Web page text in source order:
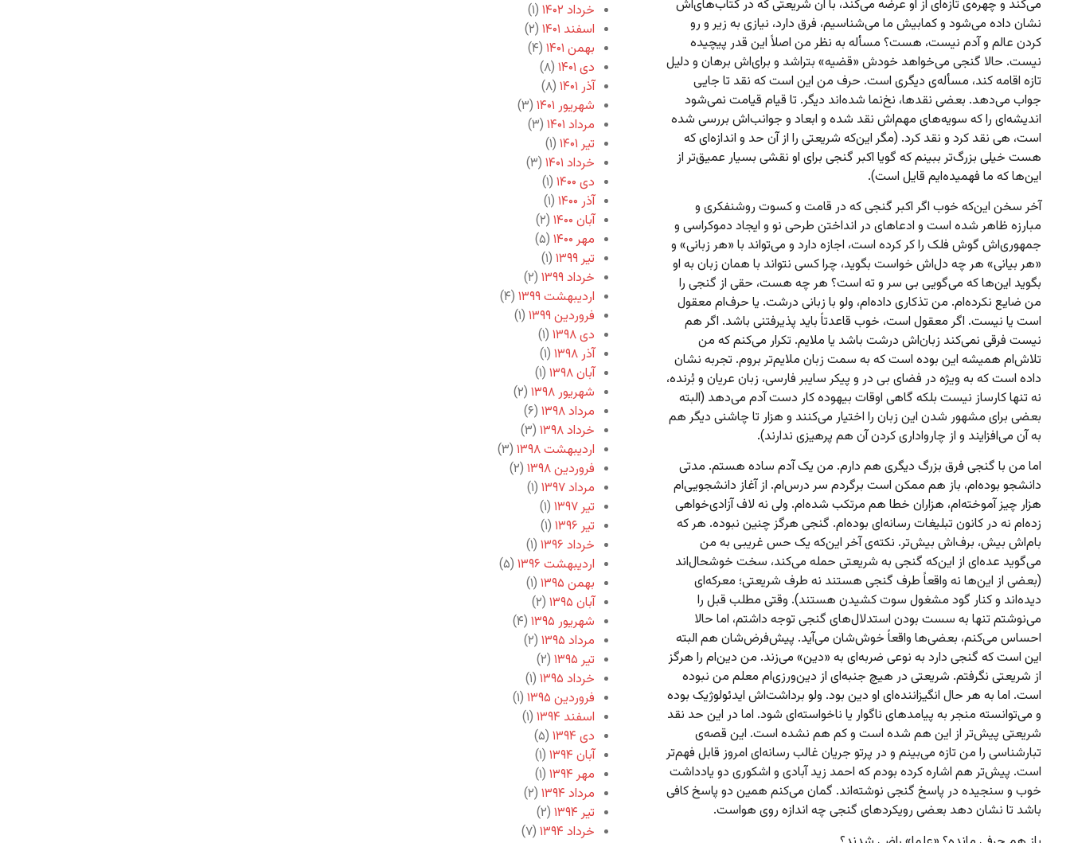
می‌کند و چهره‌ی تازه‌ای از او عرضه می‌کند، با آن شریعتی که در کتاب‌های‌اش
نشان داده می‌شود و کمابیش ما می‌شناسیم، فرق دارد، نیازی به زیر و رو
کردن عالم و آدم نیست، هست؟ مسأله به نظر من اصلاً این قدر پیچیده
نیست. حالا گنجی می‌خواهد خودش «قضیه» بتراشد و برای‌اش برهان و دلیل
تازه اقامه کند، مسأله‌ی دیگری است. حرف من این است که نقد تا جایی
جواب می‌دهد. بعضی نقدها، نخ‌نما شده‌اند دیگر. تا قیام قیامت نمی‌شود
اندیشه‌ای را که سویه‌های مهم‌اش نقد شده و ابعاد و جوانب‌اش بررسی شده
است، هی نقد کرد و نقد کرد. (مگر این‌که شریعتی را از آن حد و اندازه‌ای که
هست خیلی بزرگ‌تر ببینم که گویا اکبر گنجی برای او نقشی بسیار عمیق‌تر از
این‌ها که ما فهمیده‌ایم قایل است).
آخر سخن این‌که خوب اگر اکبر گنجی که در قامت و کسوت روشنفکری و
مبارزه ظاهر شده است و ادعاهای در انداختن طرحی نو و ایجاد دموکراسی و
جمهوری‌اش گوش فلک را کر کرده است، اجازه دارد و می‌تواند با «هر زبانی» و
«هر بیانی» هر چه دل‌اش خواست بگوید، چرا کسی نتواند با همان زبان به او
بگوید این‌ها که می‌گویی بی سر و ته است؟ هر چه هست، حقی از گنجی را
من ضایع نکرده‌ام. من تذکاری داده‌ام، ولو با زبانی درشت. یا حرف‌ام معقول
است یا نیست. اگر معقول است، خوب قاعدتاً باید پذیرفتنی باشد. اگر هم
نیست فرقی نمی‌کند زبان‌اش درشت باشد یا ملایم. تکرار می‌کنم که من
تلاش‌ام همیشه این بوده است که به سمت زبان ملایم‌تر بروم. تجربه نشان
داده است که به ویژه در فضای بی در و پیکر سایبر فارسی، زبان عریان و بُرنده،
نه تنها کارساز نیست بلکه گاهی اوقات بیهوده کار دست آدم می‌دهد (البته
بعضی برای مشهور شدن این زبان را اختیار می‌کنند و هزار تا چاشنی دیگر هم
به آن می‌افزایند و از چارواداری کردن آن هم پرهیزی ندارند).
اما من با گنجی فرق بزرگ دیگری هم دارم. من یک آدم ساده هستم. مدتی
دانشجو بوده‌ام، باز هم ممکن است برگردم سر درس‌ام. از آغاز دانشجویی‌ام
هزار چیز آموخته‌ام، هزاران خطا هم مرتکب شده‌ام. ولی نه لاف آزادی‌خواهی
زده‌ام نه در کانون تبلیغات رسانه‌ای بوده‌ام. گنجی هرگز چنین نبوده. هر که
بام‌اش بیش، برف‌اش بیش‌تر. نکته‌ی آخر این‌که یک حس غریبی به من
می‌گوید عده‌ای از این‌که گنجی به شریعتی حمله می‌کند، سخت خوشحال‌اند
(بعضی از این‌ها نه واقعاً طرف گنجی هستند نه طرف شریعتی؛ معرکه‌ای
دیده‌اند و کنار گود مشغول سوت کشیدن هستند). وقتی مطلب قبل را
می‌نوشتم تنها به سست بودن استدلال‌های گنجی توجه داشتم، اما حالا
احساس می‌کنم، بعضی‌ها واقعاً خوش‌شان می‌آید. پیش‌فرض‌شان هم البته
این است که گنجی دارد به نوعی ضربه‌ای به «دین» می‌زند. من دین‌ام را هرگز
از شریعتی نگرفتم. شریعتی در هیچ جنبه‌ای از دین‌ورزی‌ام معلم من نبوده
است. اما به هر حال انگیزاننده‌ای او دین بود. ولو برداشت‌اش ایدئولوژیک بوده
و می‌توانسته منجر به پیامدهای ناگوار یا ناخواسته‌ای شود. اما در این حد نقد
شریعتی پیش‌تر از این هم شده است و کم هم نشده است. این قصه‌ی
تبارشناسی را من تازه می‌بینم و در پرتو جریان غالب رسانه‌ای امروز قابل فهم‌تر
است. پیش‌تر هم اشاره کرده بودم که احمد زید آبادی و اشکوری دو یادداشت
خوب و سنجیده در پاسخ گنجی نوشته‌اند. گمان می‌کنم همین دو پاسخ کافی
باشد تا نشان دهد بعضی رویکردهای گنجی چه اندازه روی هواست.
خرداد ۱۴۰۲
(۱)
اسفند ۱۴۰۱
(۲)
بهمن ۱۴۰۱
(۴)
دی ۱۴۰۱
(۸)
آذر ۱۴۰۱
(۸)
شهریور ۱۴۰۱
(۳)
مرداد ۱۴۰۱
(۳)
تیر ۱۴۰۱
(۱)
خرداد ۱۴۰۱
(۳)
دی ۱۴۰۰
(۱)
آذر ۱۴۰۰
(۱)
آبان ۱۴۰۰
(۲)
مهر ۱۴۰۰
(۵)
تیر ۱۳۹۹
(۱)
خرداد ۱۳۹۹
(۲)
اردیبهشت ۱۳۹۹
(۴)
فروردین ۱۳۹۹
(۱)
دی ۱۳۹۸
(۱)
آذر ۱۳۹۸
(۱)
آبان ۱۳۹۸
(۱)
شهریور ۱۳۹۸
(۲)
مرداد ۱۳۹۸
(۶)
خرداد ۱۳۹۸
(۳)
اردیبهشت ۱۳۹۸
(۳)
فروردین ۱۳۹۸
(۲)
مرداد ۱۳۹۷
(۱)
تیر ۱۳۹۷
(۱)
تیر ۱۳۹۶
(۱)
خرداد ۱۳۹۶
(۱)
اردیبهشت ۱۳۹۶
(۵)
بهمن ۱۳۹۵
(۱)
آبان ۱۳۹۵
(۲)
شهریور ۱۳۹۵
(۴)
مرداد ۱۳۹۵
(۲)
تیر ۱۳۹۵
(۲)
خرداد ۱۳۹۵
(۱)
فروردین ۱۳۹۵
(۱)
اسفند ۱۳۹۴
(۱)
دی ۱۳۹۴
(۵)
آبان ۱۳۹۴
(۱)
مهر ۱۳۹۴
(۱)
مرداد ۱۳۹۴
(۲)
تیر ۱۳۹۴
(۲)
خرداد ۱۳۹۴
(۷)